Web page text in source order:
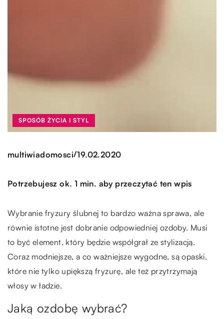
SPOSÓB ŻYCIA I STYL
multiwiadomosci/19.02.2020
Potrzebujesz ok. 1 min. aby przeczytać ten wpis
Wybranie fryzury ślubnej to bardzo ważna sprawa, ale
równie istotne jest dobranie odpowiedniej ozdoby. Musi
to być element, który będzie współgrał ze stylizacją.
Coraz modniejsze, a co ważniejsze wygodne, są opaski,
które nie tylko upiększą fryzurę, ale też przytrzymają
włosy w ładzie.
Jaką ozdobę wybrać?